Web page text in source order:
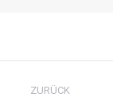
ZURÜCK